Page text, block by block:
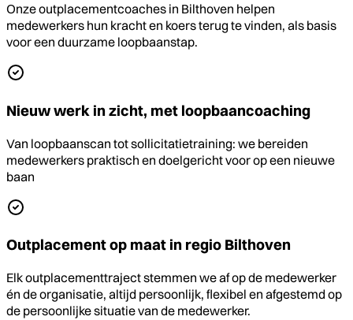
Onze outplacementcoaches in Bilthoven helpen
medewerkers hun kracht en koers terug te vinden, als basis
voor een duurzame loopbaanstap.
Nieuw werk in zicht, met loopbaancoaching
Van loopbaanscan tot sollicitatietraining: we bereiden
medewerkers praktisch en doelgericht voor op een nieuwe
baan
Outplacement op maat in regio Bilthoven
Elk outplacementtraject stemmen we af op de medewerker
én de organisatie, altijd persoonlijk, flexibel en afgestemd op
de persoonlijke situatie van de medewerker.